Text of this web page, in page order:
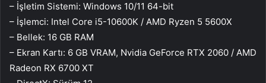
– İşletim Sistemi: Windows 10/11 64-bit
– İşlemci: Intel Core i5-10600K / AMD Ryzen 5 5600X
– Bellek: 16 GB RAM
– Ekran Kartı: 6 GB VRAM, Nvidia GeForce RTX 2060 / AMD
Radeon RX 6700 XT